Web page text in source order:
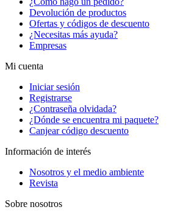
Devolución de productos
Ofertas y códigos de descuento
¿Necesitas más ayuda?
Empresas
Mi cuenta
Iniciar sesión
Registrarse
¿Contraseña olvidada?
¿Dónde se encuentra mi paquete?
Canjear código descuento
Información de interés
Nosotros y el medio ambiente
Revista
Sobre nosotros